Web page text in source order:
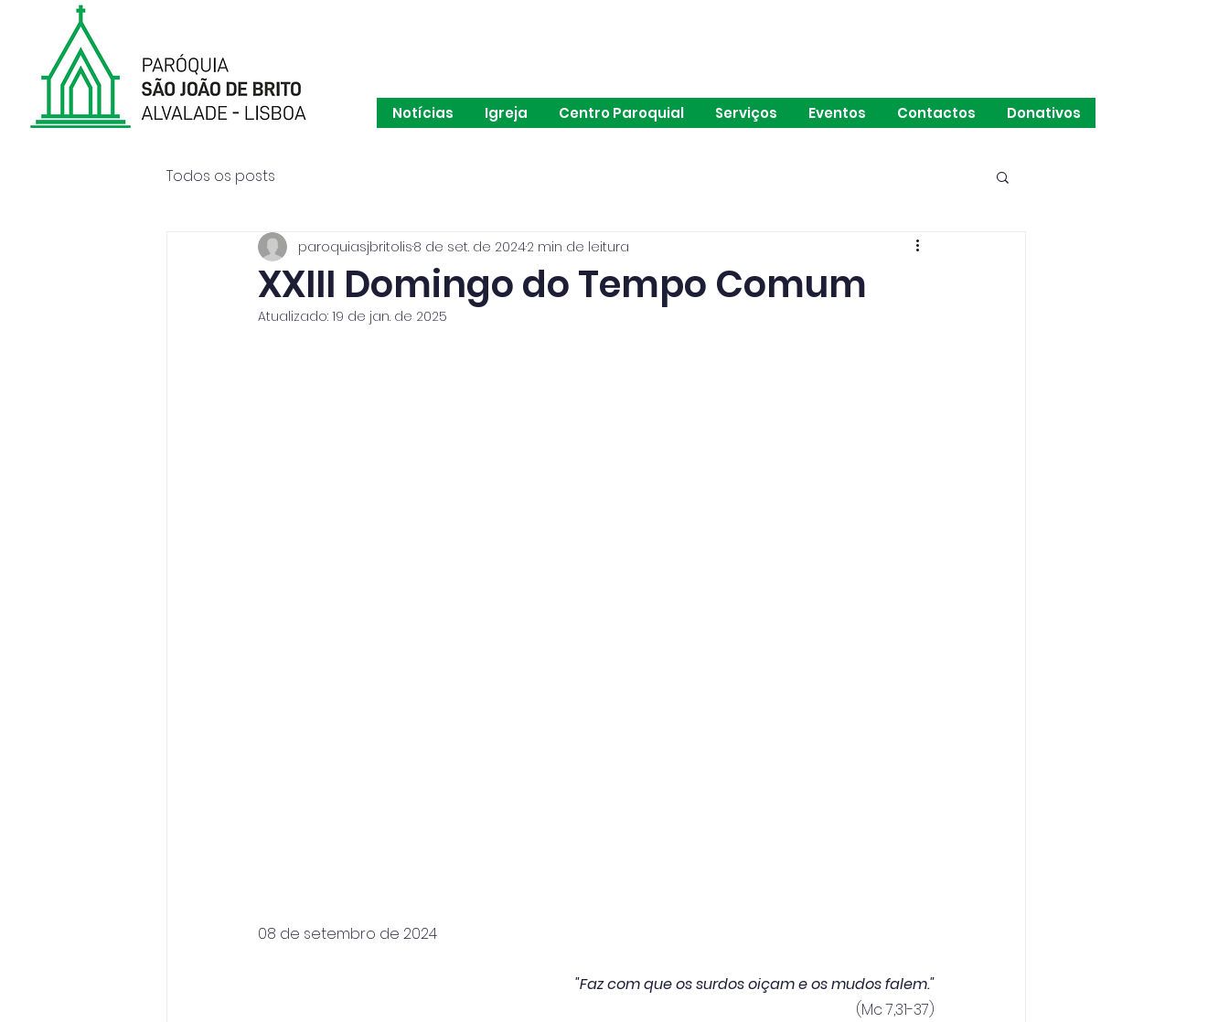
Notícias Igreja Centro Paroquial Serviços Eventos Contactos Donativos
Todos os posts
XXIII Domingo do Tempo Comum
paroquiasjbritolis8 de set. de 20242 min de leitura
Atualizado: 19 de jan. de 2025
08 de setembro de 2024
"Faz com que os surdos oiçam e os mudos falem."
(Mc 7,31-37)